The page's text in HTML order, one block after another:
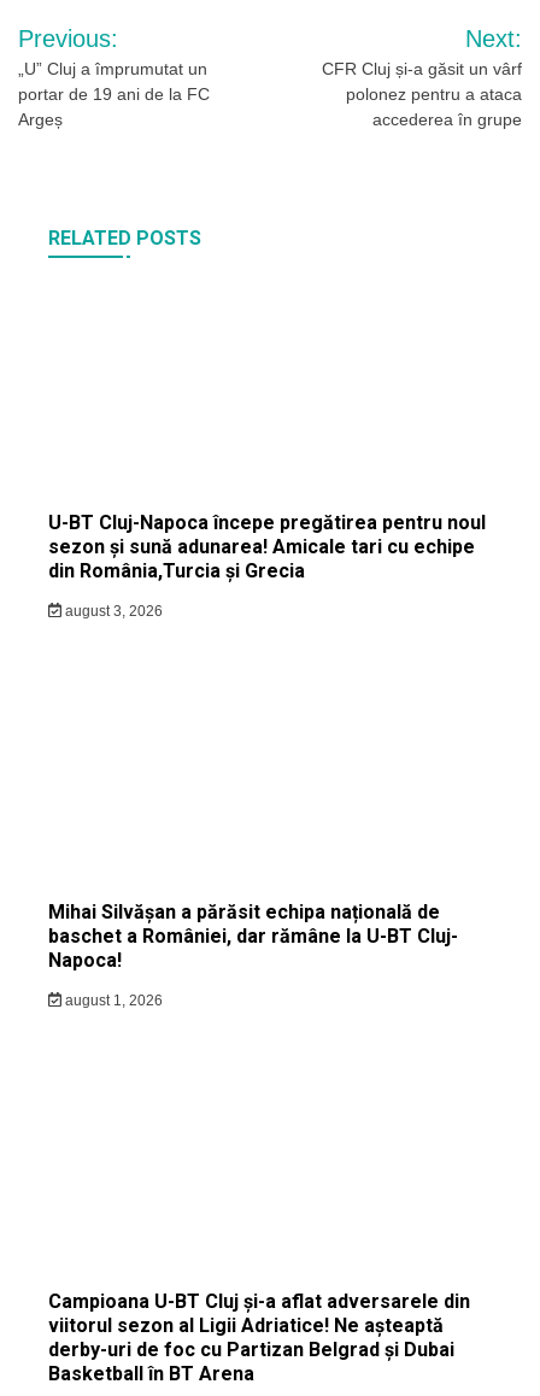
Navigare
în
articole
Previous:
„U” Cluj a împrumutat un
portar de 19 ani de la FC
Argeș
Next:
CFR Cluj și-a găsit un vârf
polonez pentru a ataca
accederea în grupe
RELATED POSTS
U-BT Cluj-Napoca începe pregătirea pentru noul
sezon și sună adunarea! Amicale tari cu echipe
din România,Turcia și Grecia
august 3, 2026
Mihai Silvășan a părăsit echipa națională de
baschet a României, dar rămâne la U-BT Cluj-
Napoca!
august 1, 2026
Campioana U-BT Cluj și-a aflat adversarele din
viitorul sezon al Ligii Adriatice! Ne așteaptă
derby-uri de foc cu Partizan Belgrad și Dubai
Basketball în BT Arena